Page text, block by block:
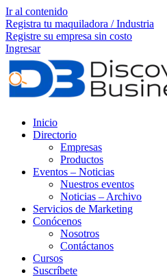
Ir al contenido
Registra tu maquiladora / Industria
Registre su empresa sin costo
Ingresar
Inicio
Directorio
Empresas
Productos
Eventos – Noticias
Nuestros eventos
Noticias – Archivo
Servicios de Marketing
Conócenos
Nosotros
Contáctanos
Cursos
Suscríbete